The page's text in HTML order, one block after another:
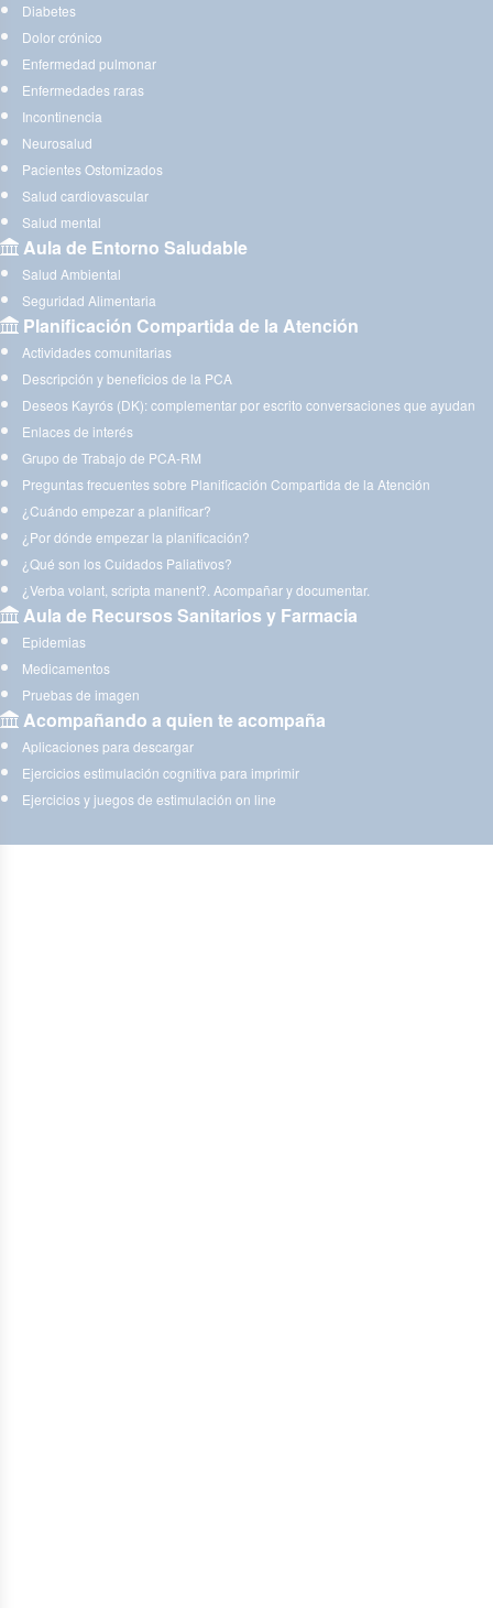
Diabetes
Dolor crónico
Enfermedad pulmonar
Enfermedades raras
Incontinencia
Neurosalud
Pacientes Ostomizados
Salud cardiovascular
Salud mental
Aula de Entorno Saludable
Salud Ambiental
Seguridad Alimentaria
Planificación Compartida de la Atención
Actividades comunitarias
Descripción y beneficios de la PCA
Deseos Kayrós (DK): complementar por escrito conversaciones que ayudan
Enlaces de interés
Grupo de Trabajo de PCA-RM
Preguntas frecuentes sobre Planificación Compartida de la Atención
¿Cuándo empezar a planificar?
¿Por dónde empezar la planificación?
¿Qué son los Cuidados Paliativos?
¿Verba volant, scripta manent?. Acompañar y documentar.
Aula de Recursos Sanitarios y Farmacia
Epidemias
Medicamentos
Pruebas de imagen
Acompañando a quien te acompaña
Aplicaciones para descargar
Ejercicios estimulación cognitiva para imprimir
Ejercicios y juegos de estimulación on line